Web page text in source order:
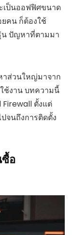
เป็นออฟฟิศขนาด
คน ก็ต้องใช้
ปัญหาที่ตามมา
าส่วนใหญ่มาจาก
ช้งาน บทความนี้
ตั้งแต่
จนถึงการติดตั้ง
อ